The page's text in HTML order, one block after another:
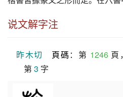
说文解字注
昨木切 頁碼 ：第 1246 頁
第 3 字